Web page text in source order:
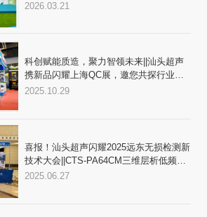
2026.03.21
局
2025.10.29
2025.06.27